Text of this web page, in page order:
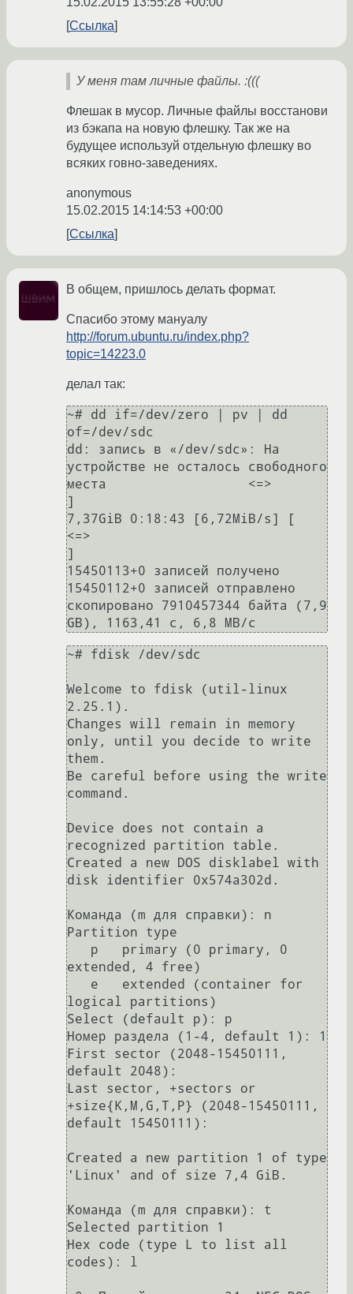
Ссылка
У меня там личные файлы. :(((
Флешак в мусор. Личные файлы восстанови
из бэкапа на новую флешку. Так же на
будущее используй отдельную флешку во
всяких говно-заведениях.
anonymous
15.02.2015 14:14:53 +00:00
Ссылка
В общем, пришлось делать формат.
Спасибо этому мануалу
http://forum.ubuntu.ru/index.php?
topic=14223.0
делал так:
~# dd if=/dev/zero | pv | dd
of=/dev/sdc
dd: запись в «/dev/sdc»: На
устройстве не осталось свободного
места                  <=>
]
7,37GiB 0:18:43 [6,72MiB/s] [
<=>
]
15450113+0 записей получено
15450112+0 записей отправлено
скопировано 7910457344 байта (7,9
~# fdisk /dev/sdc
Welcome to fdisk (util-linux
2.25.1).
Changes will remain in memory
only, until you decide to write
them.
Be careful before using the write
command.
Device does not contain a
recognized partition table.
Created a new DOS disklabel with
disk identifier 0x574a302d.
Команда (m для справки): n
Partition type
extended, 4 free)
logical partitions)
Select (default p): p
Номер раздела (1-4, default 1): 1
First sector (2048-15450111,
default 2048):
Last sector, +sectors or
+size{K,M,G,T,P} (2048-15450111,
default 15450111):
Created a new partition 1 of type
'Linux' and of size 7,4 GiB.
Команда (m для справки): t
Selected partition 1
Hex code (type L to list all
codes): l